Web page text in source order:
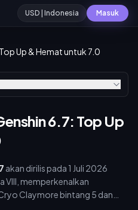
USD | Indonesia Masuk
Up & Hemat untuk 7.0
6.7: Top Up
akan dirilis pada 1 Juli 2026
VIII, memperkenalkan
Claymore bintang 5 dan